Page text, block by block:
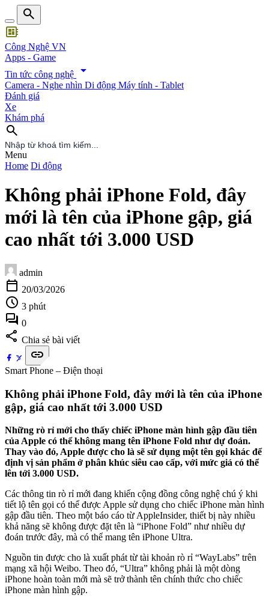
search
developer_board
Công Nghệ VN
Apps - Game
Tin tức công nghệ
arrow_drop_down
Camera - Nghe nhìn Di động Máy tính - Tablet
Đánh giá
Xe
Khám phá
search
search
Menu
Home Di động
Không phải iPhone Fold, đây
mới là tên của iPhone gập, giá
cao nhất tới 3.000 USD
admin
calendar_today 20/03/2026
schedule 3 phút
forum 0
share Chia sẻ bài viết
link
Smart Phone – Điện thoại
Không phải iPhone Fold, đây mới là tên của iPhone
gập, giá cao nhất tới 3.000 USD
Những rò rỉ mới cho thấy chiếc iPhone màn hình gập đầu tiên
của Apple có thể không mang tên iPhone Fold như dự đoán.
Thay vào đó, Apple được cho là sẽ sử dụng một tên gọi khác để
định vị sản phẩm ở phân khúc siêu cao cấp, với mức giá có thể
lên tới 3.000 USD.
Các thông tin rò rỉ mới đang khiến cộng đồng công nghệ chú ý khi
tiết lộ tên gọi có thể được Apple sử dụng cho chiếc iPhone màn hình
gập đầu tiên. Theo một báo cáo từ AppleInsider, thiết bị này nhiều
khả năng sẽ không được đặt tên là “iPhone Fold” như nhiều dự
đoán trước đây, mà có thể mang tên iPhone Ultra.
Nguồn tin được cho là xuất phát từ tài khoản rò rỉ “WayLabs” trên
mạng xã hội Weibo. Theo đó, “Ultra” không phải là một dòng
iPhone hoàn toàn mới mà sẽ trở thành tên chính thức cho chiếc
iPhone màn hình gập.